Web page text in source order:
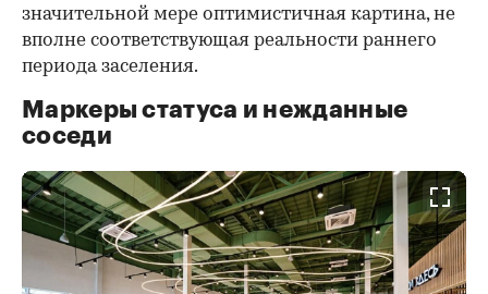
значительной мере оптимистичная картина, не
вполне соответствующая реальности раннего
периода заселения.
Маркеры статуса и нежданные
соседи